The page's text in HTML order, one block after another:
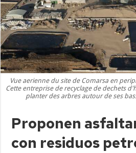
Vue aerienne du site de Comarsa en
Cette entreprise de recyclage de dechets
planter des arbres autour de ses
Proponen
con residuos